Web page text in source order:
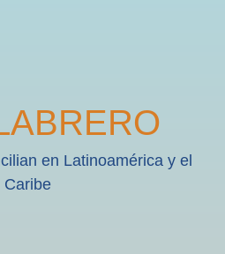
en Latinoamérica y el
Caribe